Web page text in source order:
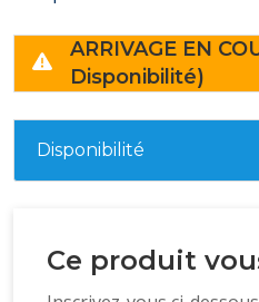
ARRIVAGE EN
Disponibilité)
Disponibilité
Ce produit